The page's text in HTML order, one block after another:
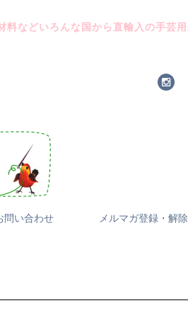
などいろんな国から直輸入の手芸用
問い合わせ メルマガ登録・解除